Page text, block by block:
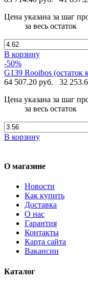
Цена указана за шаг
за весь остаток
В корзину
-50%
G139 Rooibos (остаток
64 507.20 руб.
32
Цена указана за шаг
за весь остаток
В корзину
О магазине
Новости
Как купить
Доставка
О нас
Гарантия
Контакты
Карта сайта
Вакансии
Каталог